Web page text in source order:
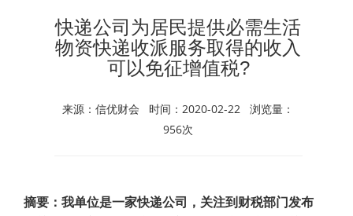
快递公司为居民提供必需生活
物资快递收派服务取得的收入
可以免征增值税?
来源：信优财会 时间：2020-02-22 浏览量：
956次
摘要：我单位是一家快递公司，关注到财税部门发布